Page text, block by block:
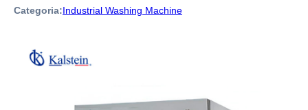
Categoria:Industrial Washing Machine